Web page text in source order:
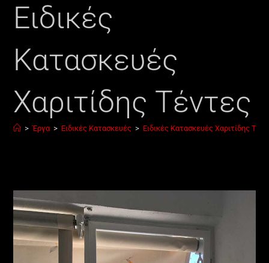
Ειδικές
Κατασκευές
Χαριτίδης Τέντες
> Έργα > Ειδικές Κατασκευές > Ειδικές Κατασκευές Χαριτίδης